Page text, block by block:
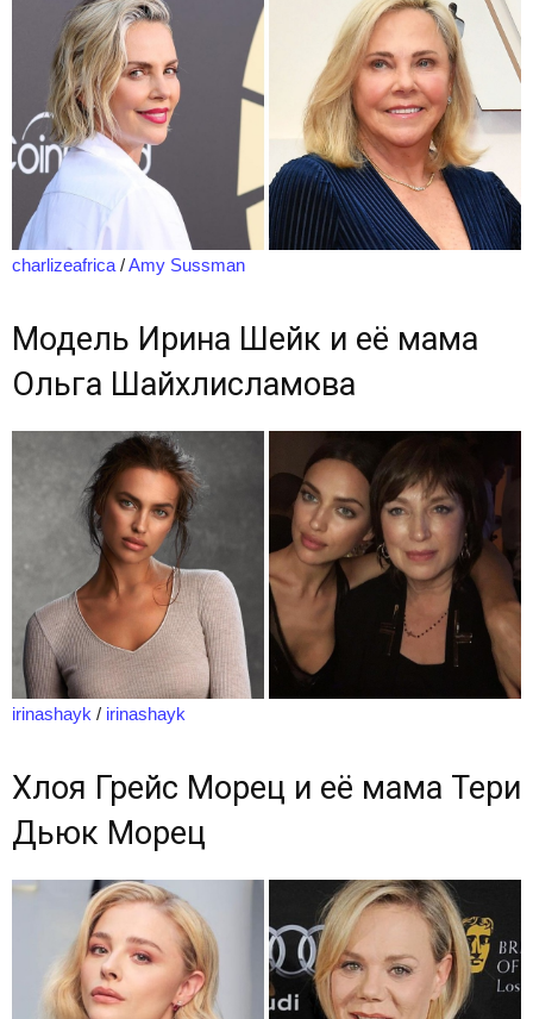
charlizeafrica/Amy Sussman
Модель Ирина Шейк и её мама
Ольга Шайхлисламова
irinashayk / irinashayk
Хлоя Грейс Морец и её мама Тери
Дьюк Морец